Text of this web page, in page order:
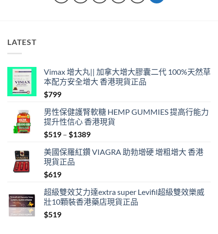
LATEST
Vimax 增大丸|| 加拿大增大膠囊二代 100%天然草
本配方安全增大 香港現貨正品
$799
男性保健護腎軟糖 HEMP GUMMIES 提高行能力
提升性信心 香港現貨
$519 – $1389Price
$519
美國保羅紅鑽 VIAGRA 助勃增硬 增粗增大 香港
現貨正品
$619
超級雙效艾力達extra super Levifil超級雙效樂威
壯10顆裝香港藥店現貨正品
$519